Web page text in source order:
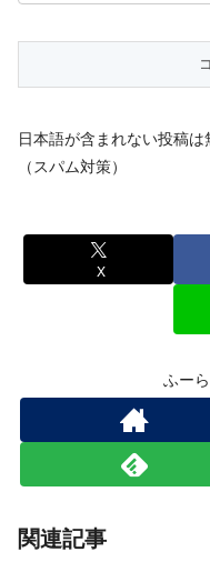
日本語が含まれない投稿は
（スパム対策）
X
ふー
関連記事